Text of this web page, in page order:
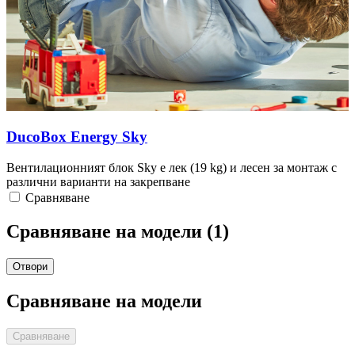
DucoBox Energy Sky
Вентилационният блок Sky е лек (19 kg) и лесен за монтаж с
различни варианти на закрепване
Сравняване
Сравняване на модели (1)
Отвори
Сравняване на модели
Сравняване